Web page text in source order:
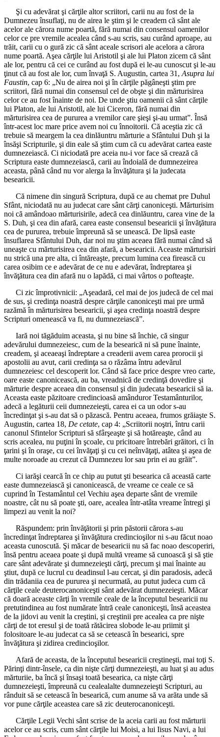
Şi cu adevărat şi cărţile altor scriitori, carii nu au fost de la
Dumnezeu însuflaţi, nu de airea le ştim şi le creadem că sânt ale
acelor ale cărora nume poartă, fără numai din consensul oamenilor
celor ce pre vremile acealea când s-au scris, sau curând aproape, au
trăit, carii cu o gură zic că sânt aceale scrisori ale acelora a cărora
nume poartă. Aşea cărţile lui Aristotil şi ale lui Platon zicem că sânt
ale lor, pentru că cei ce curând au fost după ei le-au cunoscut şi le-au
ţinut că au fost ale lor, cum învaţă S. Augustin, cartea 31, Asupra lui
Faustin, cap 6: „Nu de airea noi şi în cărţile păgâneşti ştim pre
scriitori, fără numai din consensul cel de obşte şi din mărturisirea
celor ce au fost înainte de noi. De unde ştiu oamenii că sânt cărţile
lui Platon, ale lui Aristotil, ale lui Ciceron, fără numai din
mărturisirea cea de pururea a vremilor care şieşi şi-au urmat”. Însă
într-acest loc mare price avem noi cu înnoitorii. Că aceştia zic că
trebuie să meargem la cea dinlăuntru mărturie a Sfântului Duh şi la
însăşi Scripturile, şi din eale să ştim cum că cu adevărat cartea easte
dumnezeiască. Ci niciodată pre aceia nu-i vor face să crează că
Scriptura easte dumnezeiască, carii au îndoială de dumnezeirea
aceasta, până când nu vor alerga la învăţătura şi la judecata
besearicii.
Că nimene din singură Scriptura, după ce au chemat pre Duhul
Sfânt, niciodată nu au judecat care sânt cărţi canoniceşti. Mărturisim
noi că amândoao mărturisirile, adecă cea dinlăuntru, carea vine de la
S. Duh, şi cea din afară, carea easte consensul besearicii şi învăţătura
cea de pururea, trebuie împreună să se unească. De lipsă easte
însuflarea Sfântului Duh, dar noi nu ştim aceaea fără numai când să
uneaşte cu mărturisirea cea din afară, a besearicii. Aceaste mărturisiri
nu strică una pre alta, ci întăreaşte, precum lumina cea firească cu
carea osibim ce e adevărat de ce nu e adevărat, îndreptarea şi
învăţătura cea din afară nu o lapădă, ci mai vârtos o pofteaşte.
Ci zic împrotivnicii: „Aşeadară, cel mai de jos judecă de cel mai
de sus, şi credinţa noastră despre cărţile canoniceşti mai pre urmă
razămă în mărturisirea besearicii, şi aşea credinţa noastră despre
Scripturi omenească va fi, nu dumnezeiască”.
Iară noi tăgăduim aceasta, şi nu bine să închie, că singur
adevărului dumnezeiesc, cum de la besearică ni să pune înainte,
creadem, şi aceaeaşi îndreptare a creaderii avem carea prorocii şi
apostolii au avut, carii credinţa sa o răzâma întru adevărul
dumnezeiesc cel descoperit lor. Când să face price despre vreo carte,
oare easte canonicească, au ba, vreadnică de credinţă dovedire şi
mărturie despre aceaea din consensul şi din judecata besearicii să ia.
Aceasta easte păzitoare credincioasă amânduror Testamânturilor,
adecă a legăturii ceii dumnezeieşti, carea ei ca un odor s-au
încredinţat şi s-au dat să o păzască. Pentru aceaea, frumos grăiaşte S.
Augustin, cartea 18, De cetate, cap 4: „Scriitorii noştri, întru carii
canonul Sfintelor Scripturi să sfârşeaşte şi să hotăreaşte, când au
scris acealea, nu puţini în şcoale, cu pricitoare întrebări grăitori, ci în
ţarini şi în oraşe, cu cei învăţaţi şi cu cei neînvăţaţi, atâtea şi aşea de
multe noroade au crezut că Dumnezeu lor sau prin ei au grăit”.
Ci iarăşi cearcă în ce chip au putut şti besearica că această carte
easte dumnezeiască şi canonicească, de vreame ce ceale ce să
cuprind în Testamântul cel Vechiu aşea departe sânt de vremile
noastre, cât nu să poate şti, oare, acealea într-atâta vreame întregi şi
limpezi au venit la noi?
Răspundem: prin învăţătorii şi prin păstorii cărora s-au
încredinţat îndreptarea şi învăţătura credincioşilor ni s-au făcut noao
aceasta cunoscută. Şi măcar de besearicii nu să fac noao descoperiri,
însă pentru aceaea poate şi după multă vreame să cunoască şi să ştie
care sânt adevărate şi dumnezeieşti cărţi, precum şi mai înainte au
ştiut, după ce lucrul cu deadinsul l-au cercat, şi din paradosis, adecă
din trădaniia cea de pururea şi necurmată, au putut judeca cum că
cărţile ceale deuterocanoniceşti sânt adevărat dumnezeieşti. Măcar
că doară aceaste cărţi în vremile ceale de la începutul besearicii nu
pretutindinea au fost numărate întră ceale canoniceşti, însă aceastea
de la jidovi au venit la creştini, şi creştinii pre acealea ca pre nişte
cărţi de tot eresul şi de toată rătăcirea slobode le-au priimit şi
folositoare le-au judecat ca să se cetească în besearici, spre
învăţătura şi zidirea credincioşilor.
Afară de aceasta, de la începutul besearicii creştineşti, mai toţi S.
Părinţi dintr-însele, ca din nişte cărţi dumnezeieşti, au luat şi au adus
mărturiie, ba încă şi însaşi toată besearica, ca nişte cărţi
dumnezeieşti, împreună cu cealealalte dumnezeieşti Scripturi, au
rânduit să se cetească în besearică, cum anume să va arăta unde să
vor pune cărţile aceastea care să zic deuterocanoniceşti.
Cărţile Legii Vechi sânt scrise de la aceia carii au fost mărturii
acelor ce au scris, cum sânt cărţile lui Moisi, a lui Iisus Navi, a lui